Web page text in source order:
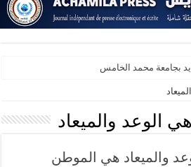
بجامعة محمد الخامس
هي الوعد والميعاد
والميعاد هي الموطن